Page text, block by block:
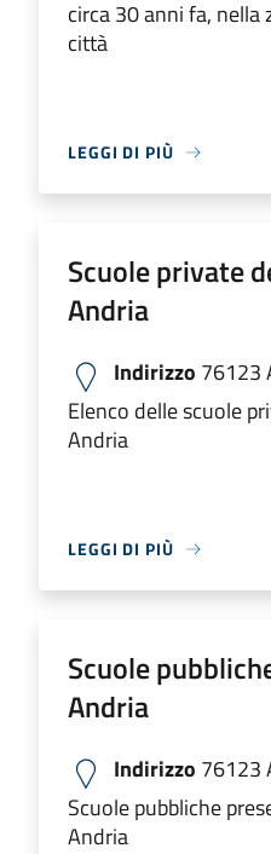
circa 30 anni fa,
città
LEGGI DI PIÙ
Scuole private
Andria
Indirizzo 76123
Elenco delle scuole
Andria
LEGGI DI PIÙ
Scuole
Andria
Indirizzo 76123
Scuole pubbliche
Andria